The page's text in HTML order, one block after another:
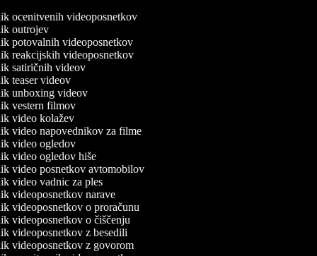
ocenitvenih videoposnetkov
outrojev
potovalnih videoposnetkov
reakcijskih videoposnetkov
satiričnih videov
teaser videov
unboxing videov
vestern filmov
video kolažev
video napovednikov za filme
video ogledov
video ogledov hiše
video posnetkov avtomobilov
video vadnic za ples
videoposnetkov narave
videoposnetkov o proračunu
videoposnetkov o čiščenju
videoposnetkov z besedili
videoposnetkov z govorom